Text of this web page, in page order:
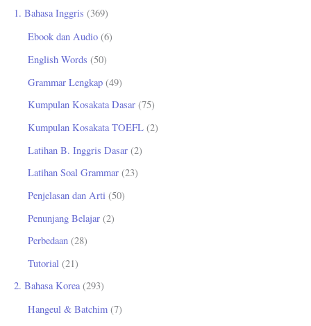
u1. Bahasa Inggris (369)
Ebook dan Audio (6)
English Words (50)
Grammar Lengkap (49)
Kumpulan Kosakata Dasar (75)
Kumpulan Kosakata TOEFL (2)
Latihan B. Inggris Dasar (2)
Latihan Soal Grammar (23)
Penjelasan dan Arti (50)
Penunjang Belajar (2)
Perbedaan (28)
Tutorial (21)
2. Bahasa Korea(293)
Hangeul & Batchim (7)